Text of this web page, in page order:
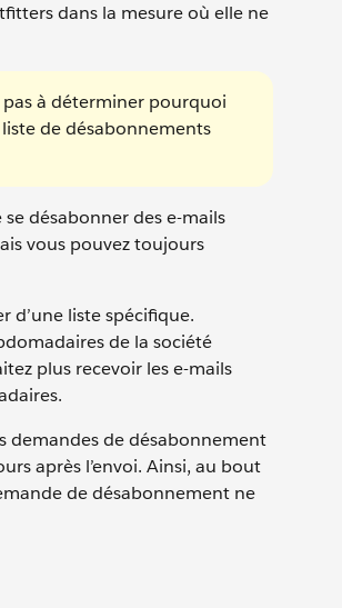
dans la mesure où elle ne
pas à déterminer pourquoi
de désabonnements
désabonner des e-mails
vous pouvez toujours
d’une liste spécifique.
de la société
plus recevoir les e-mails
demandes de désabonnement
après l’envoi. Ainsi, au bout
de désabonnement ne